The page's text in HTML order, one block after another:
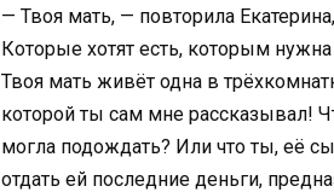
— Твоя мать, — повторила
Которые хотят есть, которым
Твоя мать живёт одна в
которой ты сам мне рассказывал!
могла подождать? Или что ты, её
отдать ей последние деньги,